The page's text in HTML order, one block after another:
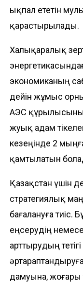
ықпал ететін
қарастырылады.
Халықаралық
экономиканың
дейін жұмыс
АЭС
жуық адам
кезеңінде 2
қамтылатын
Қазақстан үшін
стратегиялық
бағалануға тиіс.
еңсерудің
арттырудың
дамуына, жоғары